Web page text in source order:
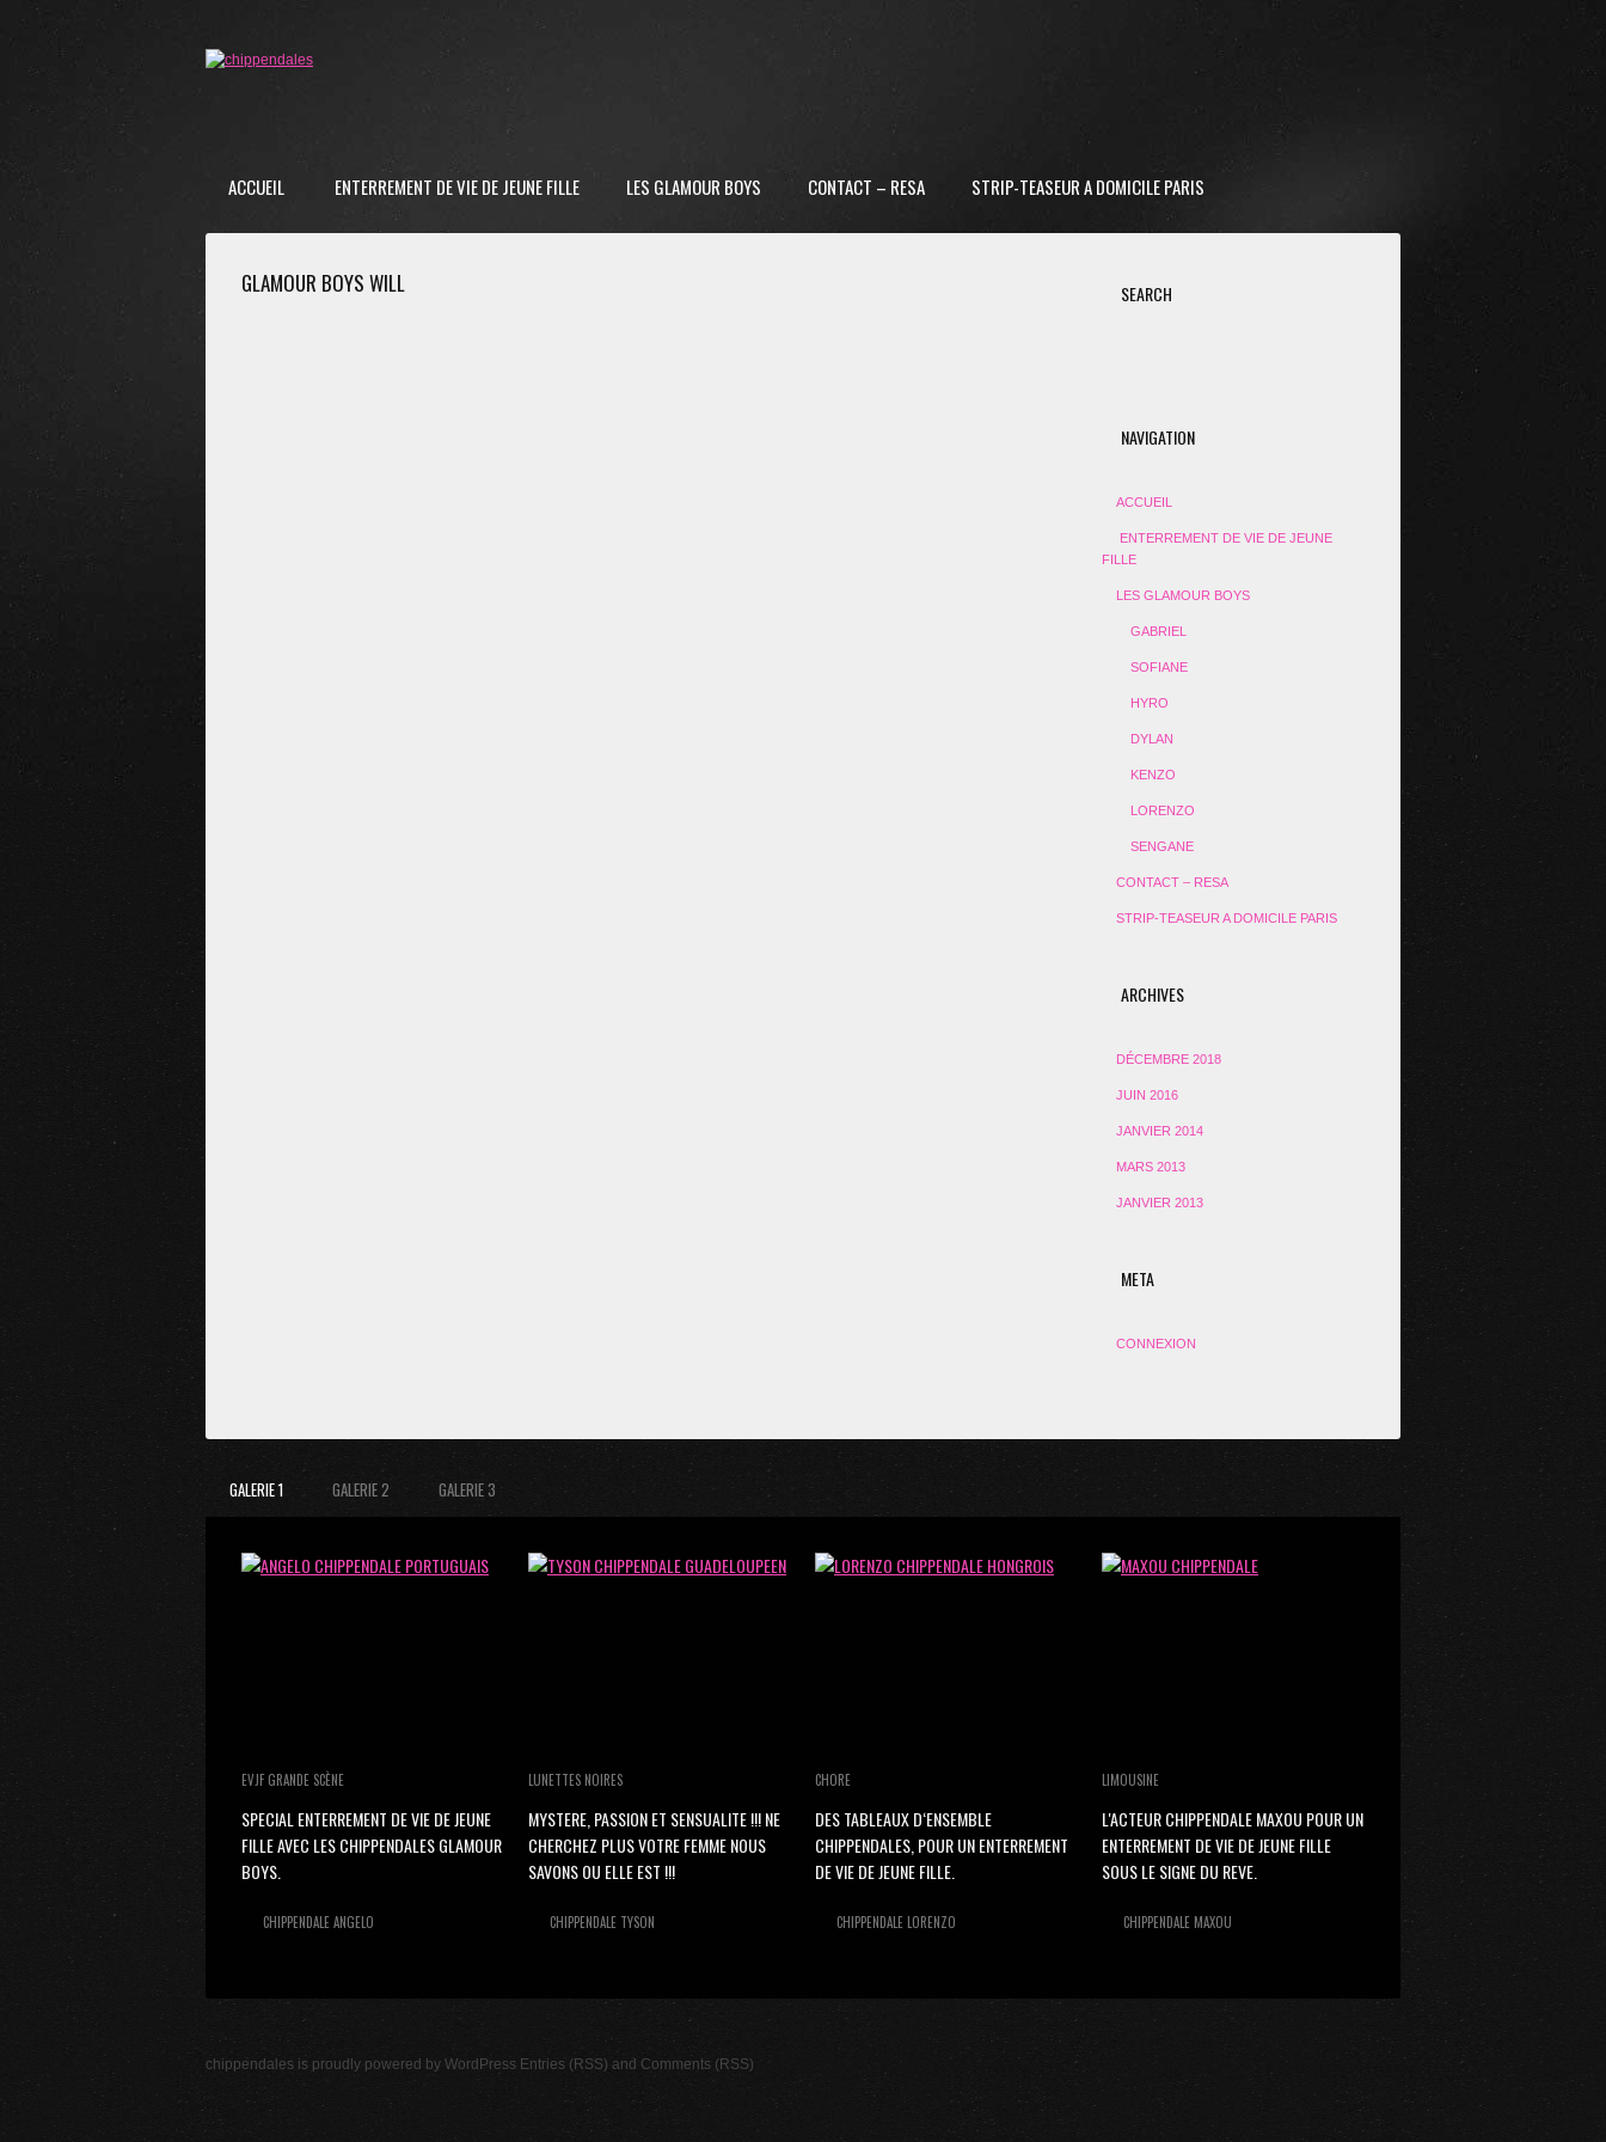
ACCUEIL ENTERREMENT DE VIE DE JEUNE FILLE LES GLAMOUR BOYS CONTACT – RESA STRIP-TEASEUR A DOMICILE PARIS
GLAMOUR BOYS WILL SEARCH
NAVIGATION
ACCUEIL
ENTERREMENT DE VIE DE JEUNE
FILLE
LES GLAMOUR BOYS
GABRIEL
SOFIANE
HYRO
DYLAN
KENZO
LORENZO
SENGANE
CONTACT – RESA
STRIP-TEASEUR A DOMICILE PARIS
ARCHIVES
DÉCEMBRE 2018
JUIN 2016
JANVIER 2014
MARS 2013
JANVIER 2013
META
CONNEXION
GALERIE 1 GALERIE 2 GALERIE 3
EVJF GRANDE SCÈNE
SPECIAL ENTERREMENT DE VIE DE JEUNE
FILLE AVEC LES CHIPPENDALES GLAMOUR
BOYS.
CHIPPENDALE ANGELO
LUNETTES NOIRES
MYSTERE, PASSION ET SENSUALITE !!! NE
CHERCHEZ PLUS VOTRE FEMME NOUS
SAVONS OU ELLE EST !!!
CHIPPENDALE TYSON
CHORE
DES TABLEAUX D‘ENSEMBLE
CHIPPENDALES, POUR UN ENTERREMENT
DE VIE DE JEUNE FILLE.
CHIPPENDALE LORENZO
LIMOUSINE
L'ACTEUR CHIPPENDALE MAXOU POUR UN
ENTERREMENT DE VIE DE JEUNE FILLE
SOUS LE SIGNE DU REVE.
CHIPPENDALE MAXOU
chippendales is proudly powered by WordPress Entries (RSS) and Comments (RSS)